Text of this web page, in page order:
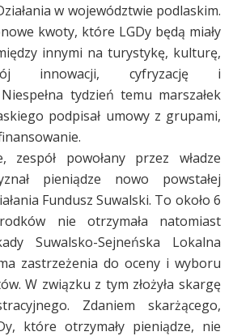
w województwie podlaskim.
kwoty, które LGDy będą miały
innymi na turystykę, kulturę,
innowacji, cyfryzację i
tydzień temu marszałek
podpisał umowy z grupami,
zespół powołany przez władze
pieniądze nowo powstałej
Fundusz Suwalski. To około 6
nie otrzymała natomiast
Suwalsko-Sejneńska Lokalna
zastrzeżenia do oceny i wyboru
W związku z tym złożyła skargę
Zdaniem skarżącego,
które otrzymały pieniądze, nie